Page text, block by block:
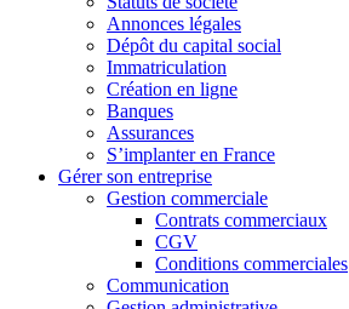
Annonces légales
Dépôt du capital social
Immatriculation
Création en ligne
Banques
Assurances
S’implanter en France
Gérer son entreprise
Gestion commerciale
Contrats commerciaux
CGV
Conditions commerciales
Communication